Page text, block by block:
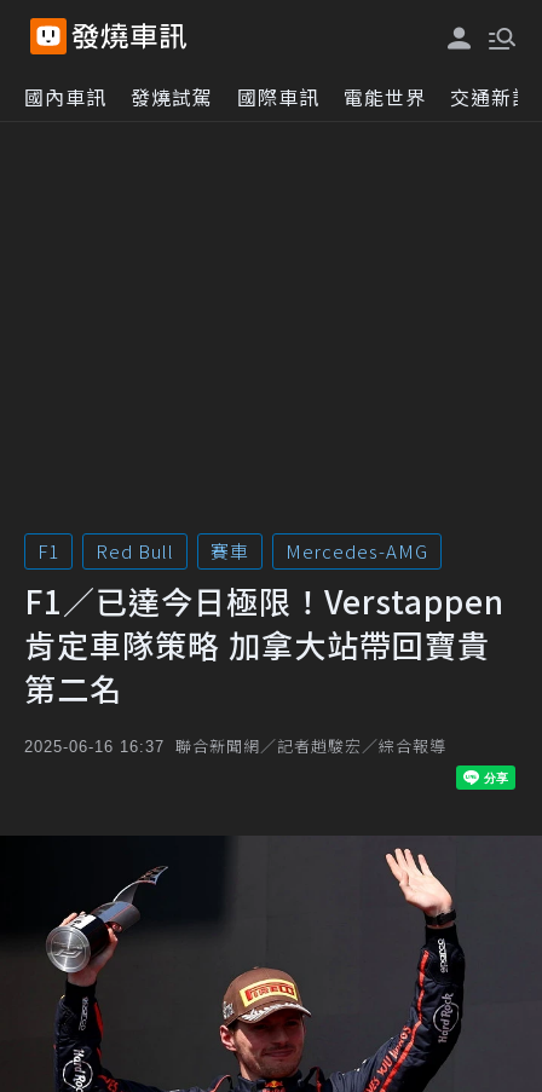
國內車訊 發燒試駕 國際車訊 電能世界 交通新訊
F1 Red Bull 賽車 Mercedes-AMG
F1／已達今日極限！Verstappen
肯定車隊策略 加拿大站帶回寶貴
第二名
2025-06-16 16:37 聯合新聞網／記者趙駿宏／綜合報導